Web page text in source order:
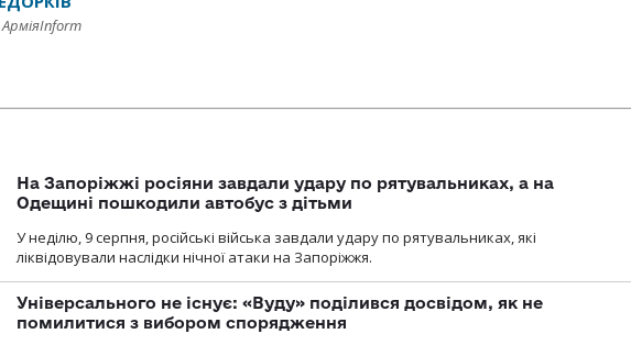
На Запоріжжі росіяни завдали удару по рятувальниках, а на
Одещині пошкодили автобус з дітьми
У неділю, 9 серпня, російські війська завдали удару по рятувальниках, які
ліквідовували наслідки нічної атаки на Запоріжжя.
Універсального не існує: «Вуду» поділився досвідом, як не
помилитися з вибором спорядження